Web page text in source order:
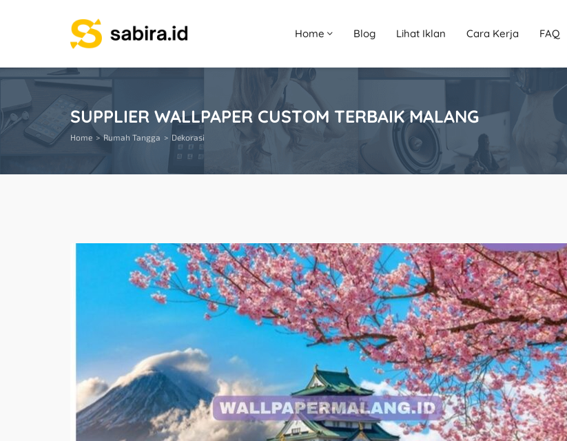
Home Blog Lihat Iklan Cara Kerja FAQ
SUPPLIER WALLPAPER CUSTOM TERBAIK MALANG
Home Rumah Tangga Dekorasi